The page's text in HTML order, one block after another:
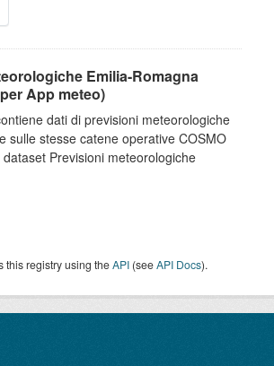
Emilia-Romagna
App meteo)
dati di previsioni meteorologiche
sulle stesse catene operative COSMO
Previsioni meteorologiche
this registry using theAPI (seeAPI Docs).